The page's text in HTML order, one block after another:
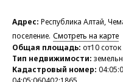
Адрес: Республика Алтай,
поселение. Смотреть на карте
Общая площадь: от10 соток
Тип недвижимости:
Кадастровый номер: